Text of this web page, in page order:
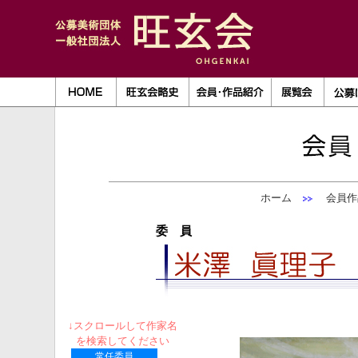
ホーム 会員作
委 員
↓スクロールして作家名
を検索してください